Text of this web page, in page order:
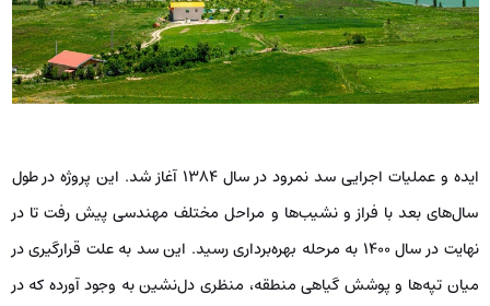
ایده و عملیات اجرایی سد نمرود در سال ۱۳۸۴ آغاز شد. این پروژه در طول
سال‌های بعد با فراز و نشیب‌ها و مراحل مختلف مهندسی پیش رفت تا در
نهایت در سال ۱۴۰۰ به مرحله بهره‌برداری رسید. این سد به علت قرارگیری در
میان تپه‌ها و پوشش گیاهی منطقه، منظری دل‌نشین به وجود آورده که در